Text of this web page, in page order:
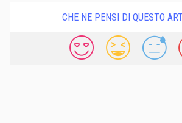
CHE NE PENSI DI QUESTO